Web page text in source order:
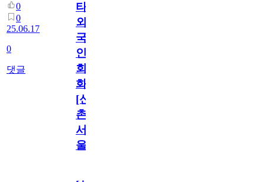
0
0
25.06.17
0
댓글
타
외
국
인
회
화
[신
촌/
서
울]